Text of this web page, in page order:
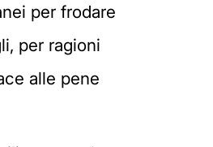
per frodare
per ragioni
alle pene